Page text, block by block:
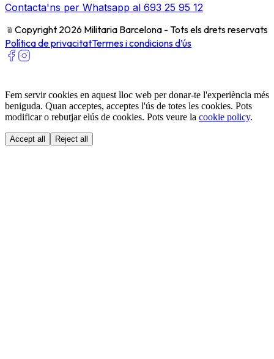
Contacta'ns per Whatsapp al 693 25 95 12
﹫ Copyright 2026 Militaria Barcelona - Tots els drets reservats
Política de privacitatTermes i condicions d’ús
Fem servir cookies en aquest lloc web per donar-te l'experiència més
beniguda. Quan acceptes, acceptes l'ús de totes les cookies. Pots
modificar o rebutjar elús de cookies. Pots veure la cookie policy.
Accept all Reject all